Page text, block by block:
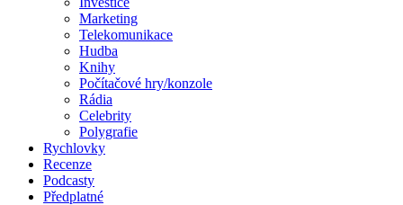
Marketing
Telekomunikace
Hudba
Knihy
Počítačové hry/konzole
Rádia
Celebrity
Polygrafie
Rychlovky
Recenze
Podcasty
Předplatné